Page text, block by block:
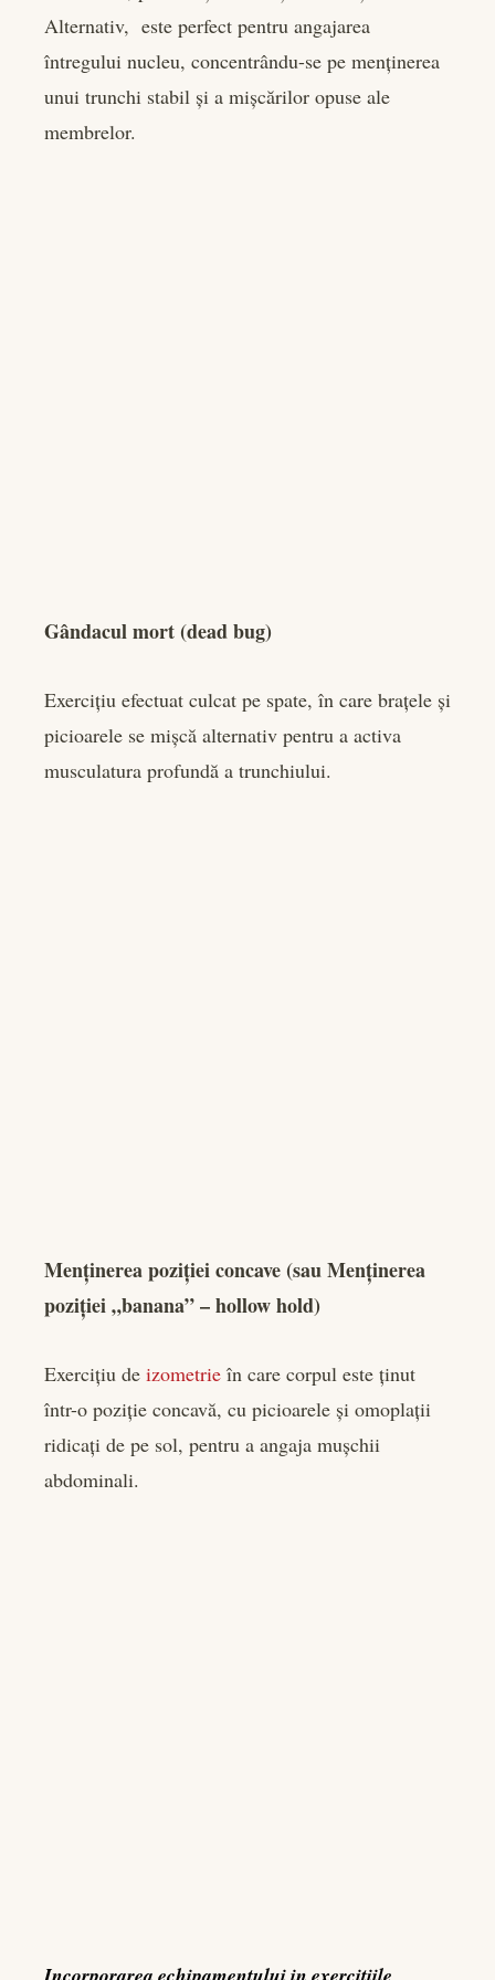
Alternativ, este perfect pentru angajarea
întregului nucleu, concentrându-se pe menținerea
unui trunchi stabil și a mișcărilor opuse ale
membrelor.
Gândacul mort (dead bug)
Exercițiu efectuat culcat pe spate, în care brațele și
picioarele se mișcă alternativ pentru a activa
musculatura profundă a trunchiului.
Menținerea poziției concave (sau Menținerea
poziției „banana” – hollow hold)
Exercițiu de izometrie în care corpul este ținut
într-o poziție concavă, cu picioarele și omoplații
ridicați de pe sol, pentru a angaja mușchii
abdominali.